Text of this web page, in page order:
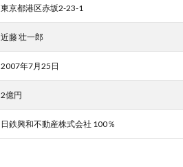
東京都港区赤坂2-23-1
近藤 壮一郎
2007年7月25日
2億円
日鉄興和不動産株式会社 100％